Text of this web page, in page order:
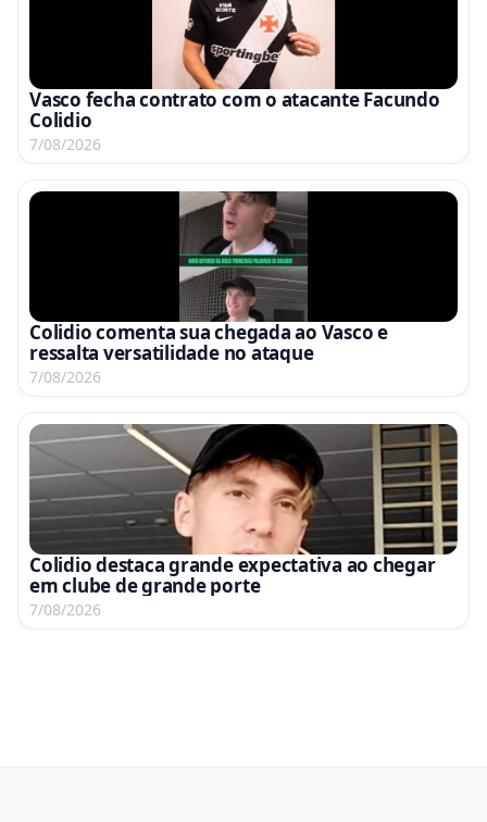
Vasco fecha contrato com o atacante Facundo
Colidio
7/08/2026
Colidio comenta sua chegada ao Vasco e
ressalta versatilidade no ataque
7/08/2026
Colidio destaca grande expectativa ao chegar
em clube de grande porte
7/08/2026